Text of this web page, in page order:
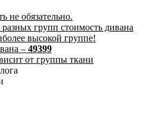
не обязательно.
групп стоимость дивана
высокой группе!
– 49399
от группы ткани